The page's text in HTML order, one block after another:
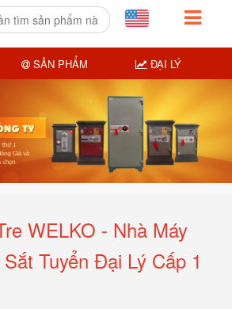
WELKO - Nhà Máy
Tuyển Đại Lý Cấp 1
SẢN PHẨM ĐẠI LÝ